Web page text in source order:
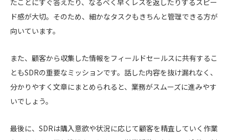
たことにすぐ答えたり、なるべく早くレスを返したりするスピー
ド感が大切。そのため、細かなタスクもきちんと管理できる方が
向いています。
また、顧客から収集した情報をフィールドセールスに共有するこ
ともSDRの重要なミッションです。話した内容を抜け漏れなく、
分かりやすく文章にまとめられると、業務がスムーズに進みやす
いでしょう。
最後に、SDRは購入意欲や状況に応じて顧客を精査していく作業